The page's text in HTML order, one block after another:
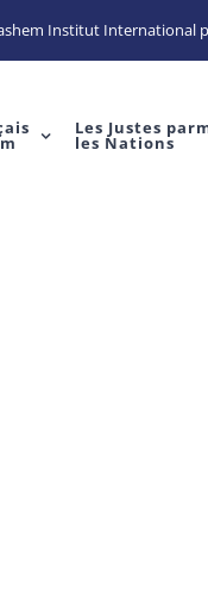
Institut International
Les Justes
les Nations